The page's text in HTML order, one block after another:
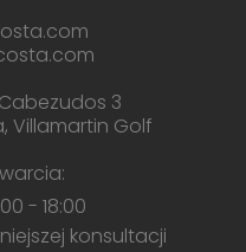
3
Villamartin Golf
- 18:00
konsultacji